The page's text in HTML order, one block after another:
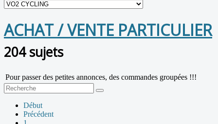
ACHAT / VENTE PARTICULIER
204 sujets
Pour passer des petites annonces, des commandes groupées !!!
Début
Précédent